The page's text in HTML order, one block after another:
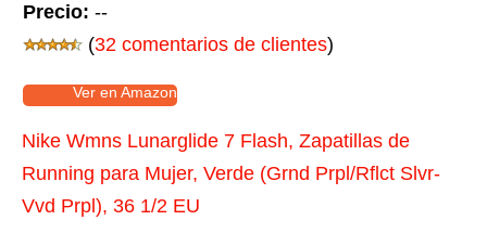
Precio: --
(32 comentarios de clientes)
Ver en Amazon
Nike Wmns Lunarglide 7 Flash, Zapatillas de
Running para Mujer, Verde (Grnd Prpl/Rflct Slvr-
Vvd Prpl), 36 1/2 EU